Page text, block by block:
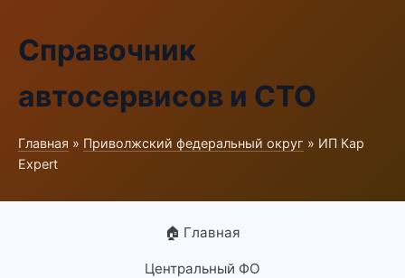
Справочник
автосервисов и СТО
Главная » Приволжский федеральный округ » ИП Кар
Expert
🏠 Главная
Центральный ФО